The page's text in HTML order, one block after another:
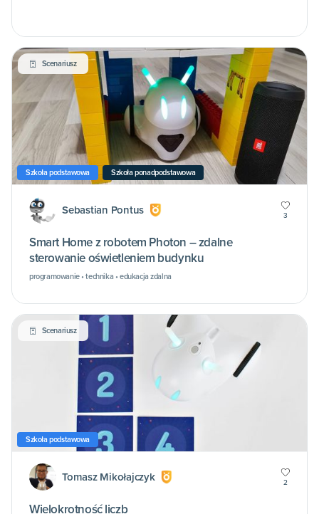
Scenariusz
Szkoła podstawowa Szkoła ponadpodstawowa
Sebastian Pontus 3
Smart Home z robotem Photon – zdalne
sterowanie oświetleniem budynku
programowanie • technika • edukacja zdalna
Scenariusz
Szkoła podstawowa
Tomasz Mikołajczyk 2
Wielokrotność liczb